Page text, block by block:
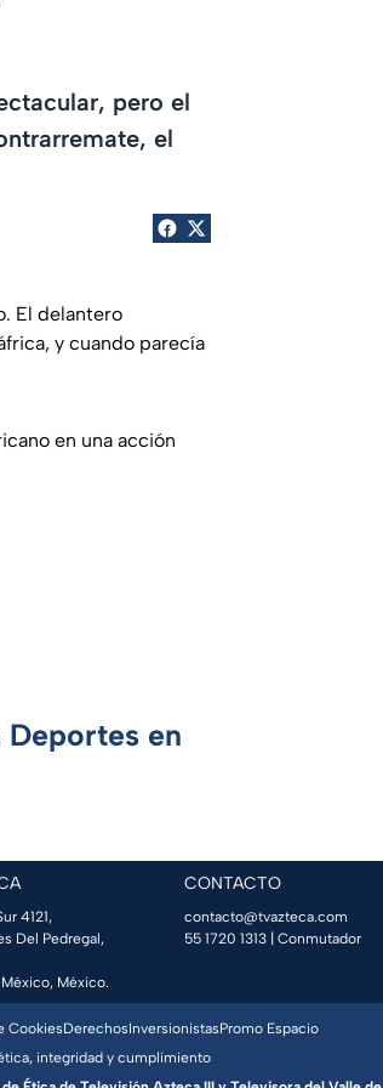
pero el
el
El delantero
y cuando parecía
en una acción
en
4121,
Del Pedregal,
México.
CONTACTO
contacto@tvazteca.com
55 1720 1313 | Conmutador
CookiesDerechosInversionistasPromo Espacio
integridad y cumplimiento